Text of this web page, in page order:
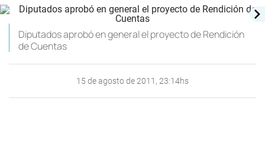
Diputados aprobó en general el proyecto de Rendición
de Cuentas
15 de agosto de 2011, 23:14hs